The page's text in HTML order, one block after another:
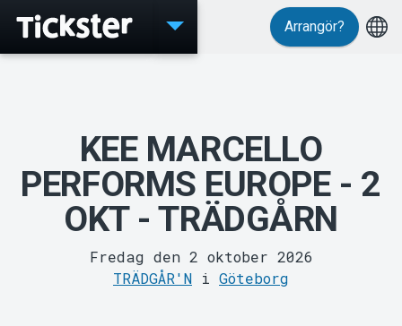
MyTickster
Arrangör?
KEE MARCELLO
PERFORMS EUROPE - 2
OKT - TRÄDGÅRN
Fredag den 2 oktober 2026
TRÄDGÅR'N i Göteborg